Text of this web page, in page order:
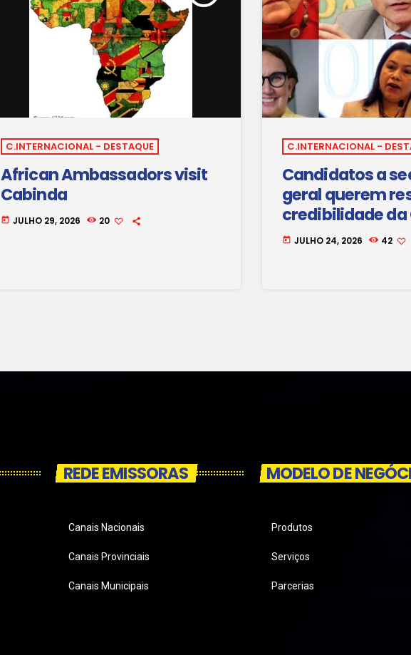
C.INTERNACIONAL - DESTAQUE
African Ambassadors visit
Cabinda
today JULHO 29, 2026 20
C.INTERNACIONAL -
Candidatos a
geral querem
credibilidade da
today JULHO 24, 2026 42
REDE EMISSORAS
Canais Nacionais
Canais Provinciais
Canais Municipais
MODELO DE
Produtos
Serviços
Parcerias